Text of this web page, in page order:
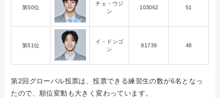
第50位
チェ・ウジ
ン
103062 51
第51位
イ・ドンゴ
ン
81739 48
第2回グローバル投票は、投票できる練習生の数が6名となっ
たので、順位変動も大きく変わっています。